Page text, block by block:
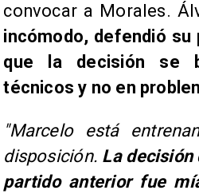
convocar a Morales.
incómodo, defendió su
que la decisión se
técnicos y no en
"Marcelo está
disposición. La decisión
partido anterior fue